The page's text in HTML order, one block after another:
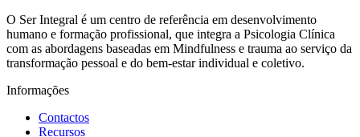
O Ser Integral é um centro de referência em desenvolvimento
humano e formação profissional, que integra a Psicologia Clínica
com as abordagens baseadas em Mindfulness e trauma ao serviço da
transformação pessoal e do bem-estar individual e coletivo.
Informações
Contactos
Recursos